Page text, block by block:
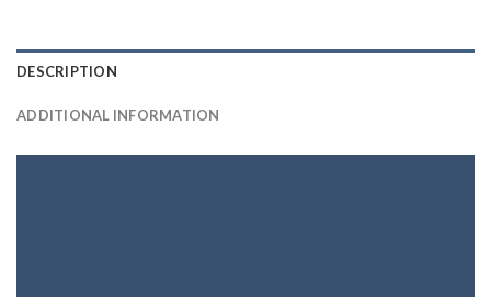
DESCRIPTION
ADDITIONAL INFORMATION